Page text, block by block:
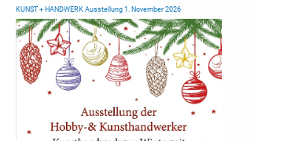
KUNST + HANDWERK Ausstellung 1. November 2026